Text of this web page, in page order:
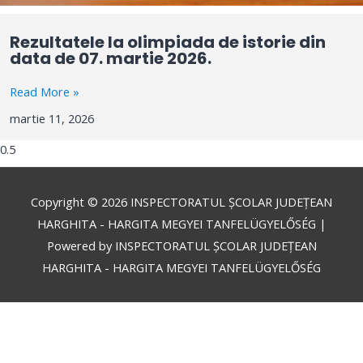
Rezultatele la olimpiada de istorie din
data de 07. martie 2026.
Read More »
martie 11, 2026
Copyright © 2026 INSPECTORATUL ȘCOLAR JUDEȚEAN
HARGHITA - HARGITA MEGYEI TANFELÜGYELŐSÉG |
Powered by INSPECTORATUL ȘCOLAR JUDEȚEAN
HARGHITA - HARGITA MEGYEI TANFELÜGYELŐSÉG